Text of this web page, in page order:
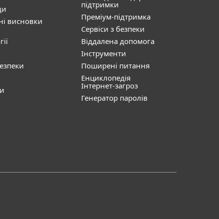
висновки
підтримки
Преміум-підтримка
Сервіси з безпеки
Віддалена допомога
Інструменти
Поширені питання
Енциклопедія
Інтернет-загроз
Генератор паролів